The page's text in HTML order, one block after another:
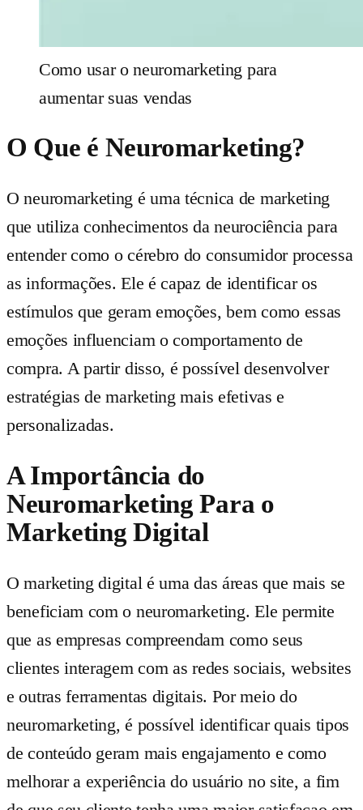
Como usar o neuromarketing para
aumentar suas vendas
O Que é Neuromarketing?
O neuromarketing é uma técnica de marketing
que utiliza conhecimentos da neurociência para
entender como o cérebro do consumidor processa
as informações. Ele é capaz de identificar os
estímulos que geram emoções, bem como essas
emoções influenciam o comportamento de
compra. A partir disso, é possível desenvolver
estratégias de marketing mais efetivas e
personalizadas.
A Importância do
Neuromarketing Para o
Marketing Digital
O marketing digital é uma das áreas que mais se
beneficiam com o neuromarketing. Ele permite
que as empresas compreendam como seus
clientes interagem com as redes sociais, websites
e outras ferramentas digitais. Por meio do
neuromarketing, é possível identificar quais tipos
de conteúdo geram mais engajamento e como
melhorar a experiência do usuário no site, a fim